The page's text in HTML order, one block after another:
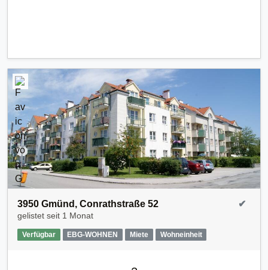
3950 Gmünd, Conrathstraße 52
gelistet seit 1 Monat
Verfügbar EBG-WOHNEN Miete Wohneinheit
✔